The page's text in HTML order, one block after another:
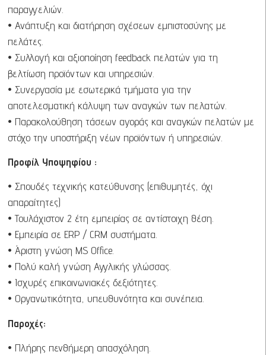
παραγγελιών.
• Ανάπτυξη και διατήρηση σχέσεων εμπιστοσύνης με
πελάτες.
• Συλλογή και αξιοποίηση feedback πελατών για τη
βελτίωση προϊόντων και υπηρεσιών.
• Συνεργασία με εσωτερικά τμήματα για την
αποτελεσματική κάλυψη των αναγκών των πελατών.
• Παρακολούθηση τάσεων αγοράς και αναγκών πελατών με
στόχο την υποστήριξη νέων προϊόντων ή υπηρεσιών.
Προφίλ Υποψηφίου :
• Σπουδές τεχνικής κατεύθυνσης (επιθυμητές, όχι
απαραίτητες)
• Τουλάχιστον 2 έτη εμπειρίας σε αντίστοιχη θέση.
• Εμπειρία σε ERP / CRM συστήματα.
• Άριστη γνώση MS Office.
• Πολύ καλή γνώση Αγγλικής γλώσσας.
• Ισχυρές επικοινωνιακές δεξιότητες.
• Οργανωτικότητα, υπευθυνότητα και συνέπεια.
Παροχές:
• Πλήρης πενθήμερη απασχόληση.